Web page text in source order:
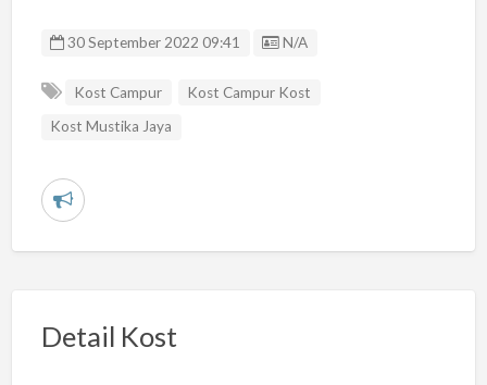
30 September 2022 09:41 Listing ID
N/A
Kost Campur
Kost Campur Kost
Kost Mustika Jaya
L
r
Detail Kost